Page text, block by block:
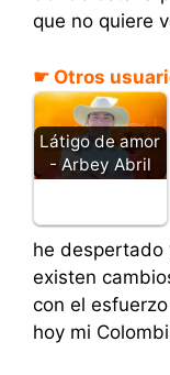
que no quiere
☛ Otros
Látigo de amor
- Arbey Abril
he despertado
existen
con el
hoy mi